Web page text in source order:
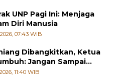
UNP Pagi Ini: Menjaga
Diri Manusia
07:43 WIB
Dibangkitkan, Ketua
Jangan Sampai
Hilang Jati Diri
11:40 WIB